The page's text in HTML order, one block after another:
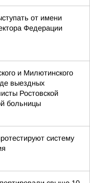
от имени
Федерации
и Милютинского
выездных
Ростовской
больницы
систему